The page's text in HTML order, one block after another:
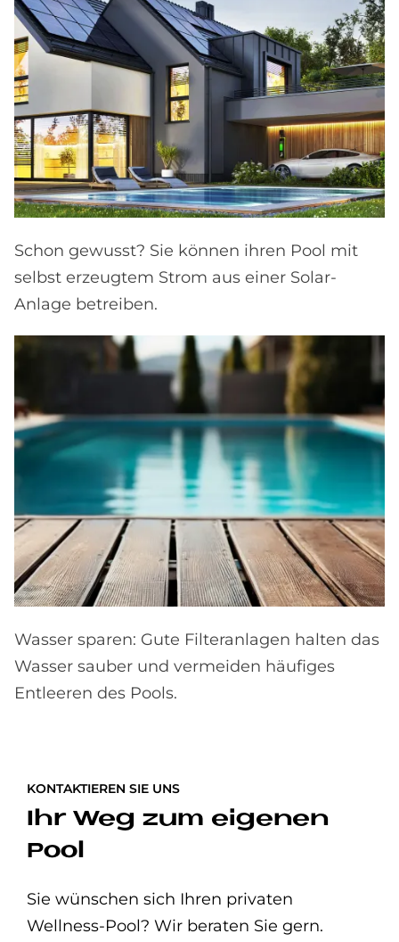
Schon gewusst? Sie können ihren Pool mit
selbst erzeugtem Strom aus einer Solar-
Anlage betreiben.
Wasser sparen: Gute Filteranlagen halten das
Wasser sauber und vermeiden häufiges
Entleeren des Pools.
KONTAKTIEREN SIE UNS
Ihr Weg zum ei­ge­nen
Pool
Sie wünschen sich Ihren privaten
Wellness-Pool? Wir beraten Sie gern.